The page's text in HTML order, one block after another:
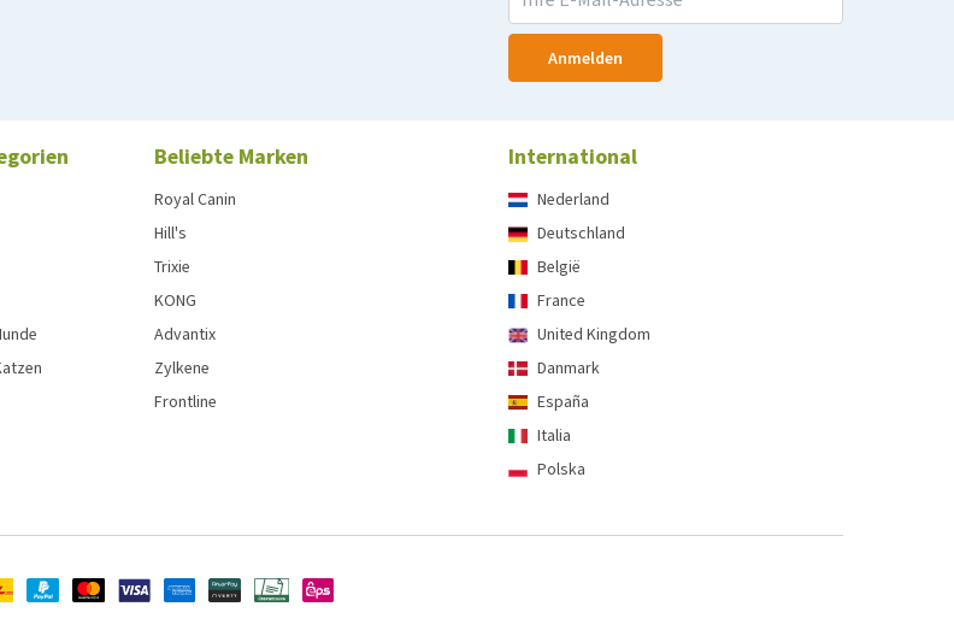
Anmelden
Beliebte Marken
Royal Canin
Hill's
Trixie
KONG
Advantix
Zylkene
Frontline
International
Nederland
Deutschland
België
France
United Kingdom
Danmark
España
Italia
Polska